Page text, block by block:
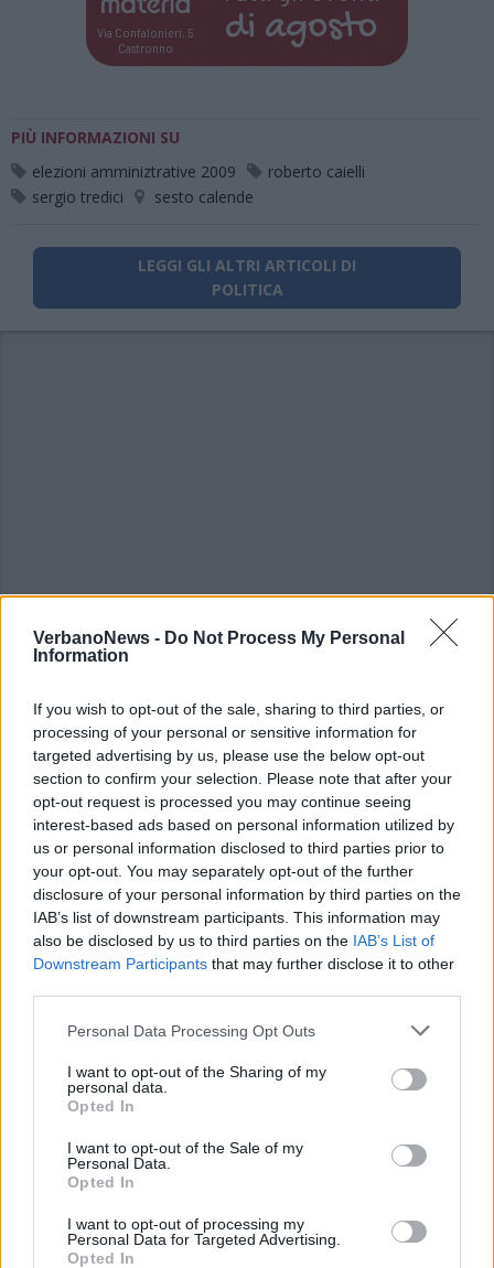
VerbanoNews - Do Not Process My Personal
Information
If you wish to opt-out of the sale, sharing to third parties, or
processing of your personal or sensitive information for
targeted advertising by us, please use the below opt-out
section to confirm your selection. Please note that after your
opt-out request is processed you may continue seeing
interest-based ads based on personal information utilized by
us or personal information disclosed to third parties prior to
your opt-out. You may separately opt-out of the further
disclosure of your personal information by third parties on the
IAB’s list of downstream participants. This information may
also be disclosed by us to third parties on the IAB’s List of
Downstream Participants that may further disclose it to other
Personal Data Processing Opt Outs
I want to opt-out of the Sharing of my
personal data.
Opted In
I want to opt-out of the Sale of my
Personal Data.
Opted In
I want to opt-out of processing my
Personal Data for Targeted Advertising.
Opted In
Via Confalonieri, 5
Castronno
di agosto
PIÙ INFORMAZIONI SU
elezioni amminiztrative 2009
roberto caielli
sergio tredici
sesto calende
LEGGI GLI ALTRI ARTICOLI DI
POLITICA
ALTRE NOTIZIE DI SESTO CALENDE